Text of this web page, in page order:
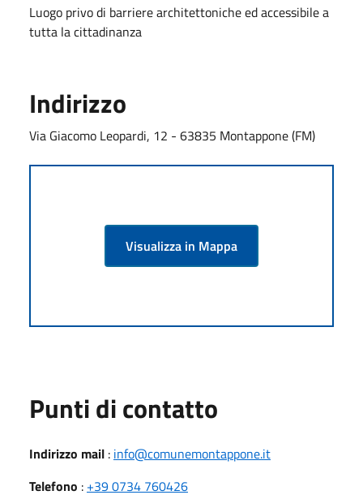
Luogo privo di barriere architettoniche ed accessibile a
tutta la cittadinanza
Indirizzo
Via Giacomo Leopardi, 12 - 63835 Montappone (FM)
Visualizza in Mappa
Punti di contatto
Indirizzo mail : info@comunemontappone.it
Telefono : +39 0734 760426